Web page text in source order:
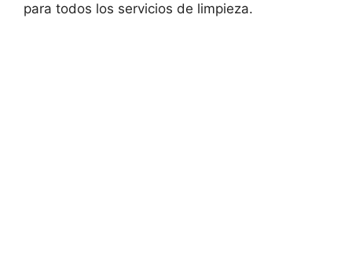
para todos los servicios de limpieza.